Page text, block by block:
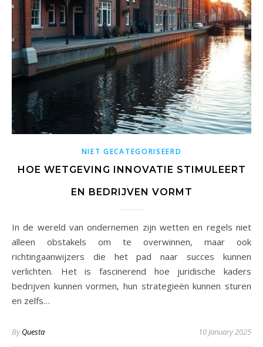
NIET GECATEGORISEERD
HOE WETGEVING INNOVATIE STIMULEERT
EN BEDRIJVEN VORMT
In de wereld van ondernemen zijn wetten en regels niet
alleen obstakels om te overwinnen, maar ook
richtingaanwijzers die het pad naar succes kunnen
verlichten. Het is fascinerend hoe juridische kaders
bedrijven kunnen vormen, hun strategieën kunnen sturen
en zelfs…
ByQuesta 10 January 2025